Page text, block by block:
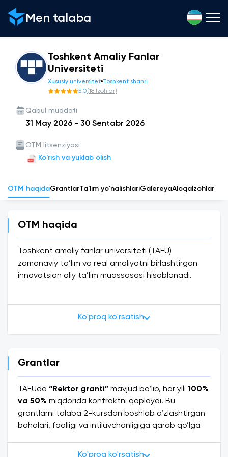
Men talaba
Toshkent Amaliy Fanlar
Universiteti
Xususiy universitet Toshkent shahri
5.0(18 Izohlar)
Qabul muddati
31 May 2026 - 30 Sentabr 2026
OTM litsenziyasi
Ko'rish va yuklab olish
OTM haqidaGrantlarTa'lim yo'nalishlariGalereyaAloqa Izohlar
OTM haqida
Toshkent amaliy fanlar universiteti (TAFU) —
zamonaviy ta’lim va real amaliyotni birlashtirgan
innovatsion oliy ta’lim muassasasi hisoblanadi.
diplomli mutaxassis, balki mehnat bozoriga tayyor
yo‘nalishiga mos kompaniya va tashkilotlarda
tajriba orttirish va kelajakdagi faoliyatiga
mustahkam poydevor yaratish imkonini beradi.
Shuningdek, universitetMalayziyaning Lincoln
Ko'proq ko'rsatish
Grantlar
TAFUda “Rektor granti” mavjud bo‘lib, har yili 100%
va 50% miqdorida kontraktni qoplaydi. Bu
grantlarni talaba 2-kursdan boshlab o‘zlashtirgan
baholari, faolligi va intiluvchanligiga qarab qo’lga
Ko'proq ko'rsatish